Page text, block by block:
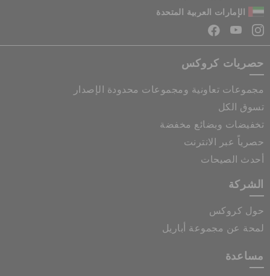
الإمارات العربية المتحدة
حصريات كروكس
مجموعات تعاونية ومجموعات محدودة الإصدار
تسوق الكل
تخفيضات وبضائع مخفضة
حصرياً عبر الانترنت
أحدث الصيحات
الشركة
حول كروكس
لمحة عن مجموعة أباريل
مساعدة